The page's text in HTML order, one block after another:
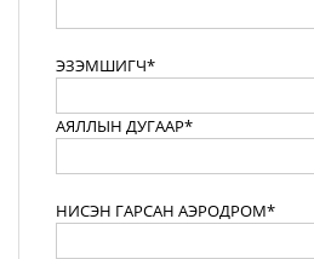
ЭЗЭМШИГЧ*
АЯЛЛЫН ДУГААР*
НИСЭН ГАРСАН АЭРОДРОМ*